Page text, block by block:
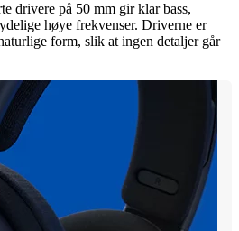
drivere på 50 mm gir klar bass,
høye frekvenser. Driverne er
form, slik at ingen detaljer går